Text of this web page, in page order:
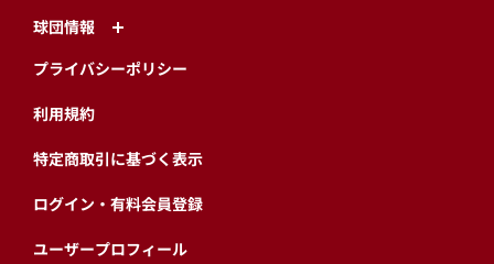
球団情報
プライバシーポリシー
利用規約
特定商取引に基づく表示
ログイン・有料会員登録
ユーザープロフィール